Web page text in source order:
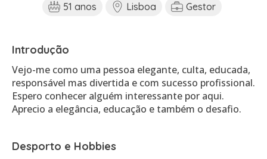
51 anos Lisboa Gestor
Introdução
Vejo-me como uma pessoa elegante, culta, educada,
responsável mas divertida e com sucesso profissional.
Espero conhecer alguém interessante por aqui.
Aprecio a elegância, educação e também o desafio.
Desporto e Hobbies